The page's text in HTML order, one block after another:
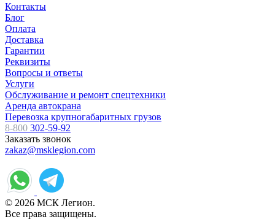
Контакты
Блог
Оплата
Доставка
Гарантии
Реквизиты
Вопросы и ответы
Услуги
Обслуживание и ремонт спецтехники
Аренда автокрана
Перевозка крупногабаритных грузов
8-800 302-59-92
Заказать звонок
zakaz@msklegion.com
© 2026 МСК Легион.
Все права защищены.